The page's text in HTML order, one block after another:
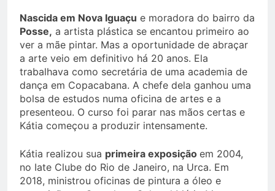
Nascida em Nova Iguaçu e moradora do bairro da
Posse, a artista plástica se encantou primeiro ao
ver a mãe pintar. Mas a oportunidade de abraçar
a arte veio em definitivo há 20 anos. Ela
trabalhava como secretária de uma academia de
dança em Copacabana. A chefe dela ganhou uma
bolsa de estudos numa oficina de artes e a
presenteou. O curso foi parar nas mãos certas e
Kátia começou a produzir intensamente.
Kátia realizou sua primeira exposição em 2004,
no Iate Clube do Rio de Janeiro, na Urca. Em
2018, ministrou oficinas de pintura a óleo e